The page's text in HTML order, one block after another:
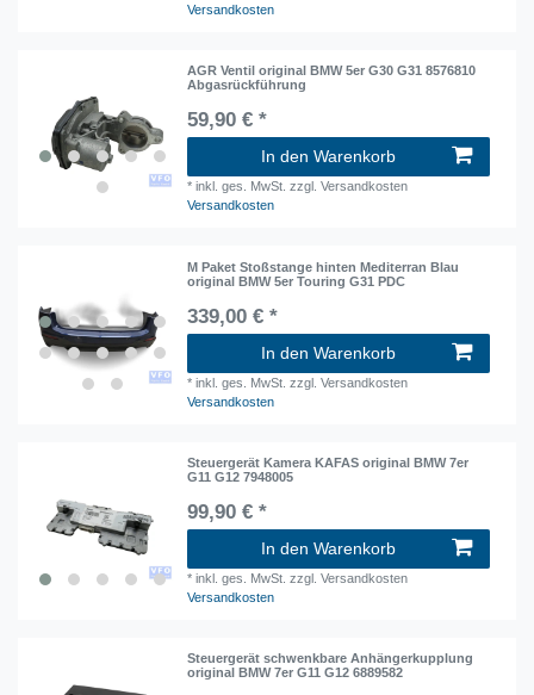
Versandkosten
AGR Ventil original BMW 5er G30 G31 8576810
Abgasrückführung
59,90 € *
In den Warenkorb
*inkl. ges. MwSt. zzgl. Versandkosten
Versandkosten
M Paket Stoßstange hinten Mediterran Blau
original BMW 5er Touring G31 PDC
339,00 € *
In den Warenkorb
*inkl. ges. MwSt. zzgl. Versandkosten
Versandkosten
Steuergerät Kamera KAFAS original BMW 7er
G11 G12 7948005
99,90 € *
In den Warenkorb
*inkl. ges. MwSt. zzgl. Versandkosten
Versandkosten
Steuergerät schwenkbare Anhängerkupplung
original BMW 7er G11 G12 6889582